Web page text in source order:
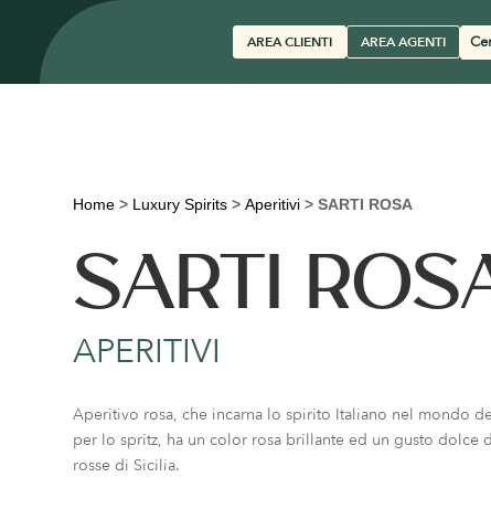
AREA CLIENTI AREA AGENTI
Home> Luxury Spirits> Aperitivi> SARTI ROSA
SARTI
APERITIVI
Aperitivo rosa, che incarna lo spirito Italiano nel mondo
per lo spritz, ha un color rosa brillante ed un gusto dolce
rosse di Sicilia.